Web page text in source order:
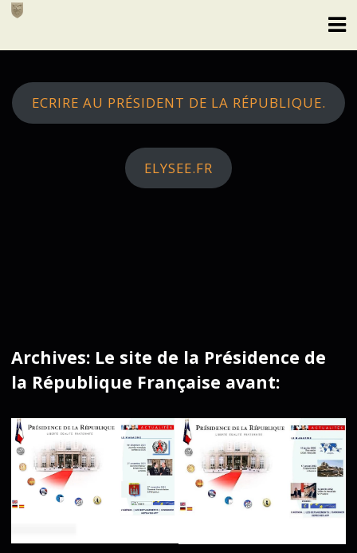
Skip
ECRIRE AU PRÉSIDENT DE LA RÉPUBLIQUE.
ELYSEE.FR
Archives: Le site de la Présidence de
la République Française avant: